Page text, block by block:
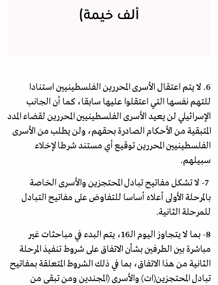
ألف خيمة)
6. لا يتم اعتقال الأسرى المحررين الفلسطينيين استنادا
للتهم نفسها التي اعتقلوا عليها سابقا، كما أن الجانب
الإسرائيلي لن يعيد الأسرى الفلسطينيين المحررين لقضاء المدد
المتبقية من الأحكام الصادرة بحقهم، ولن يطلب من الأسرى
الفلسطينيين المحررين توقيع أي مستند شرطا لإخلاء
سبيلهم.
7- لا تشكل مفاتيح تبادل المحتجزين والأسرى الخاصة
بالمرحلة الأولى أعلاه أساسا للتفاوض على مفاتيح التبادل
للمرحلة الثانية.
8- بما لا يتجاوز اليوم الـ16، يتم البدء في مباحثات غير
مباشرة بين الطرفين بشأن الاتفاق على شروط تنفيذ المرحلة
الثانية من هذا الاتفاق، بما في ذلك الشروط المتعلقة بمفاتيح
تبادل المحتجزين(ات) والأسرى (المجندين ومن تبقى من